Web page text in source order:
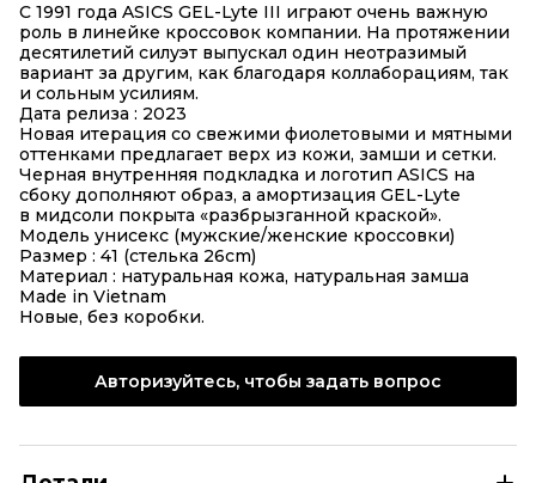
С 1991 года ASICS GEL-Lyte III играют очень важную
роль в линейке кроссовок компании. На протяжении
десятилетий силуэт выпускал один неотразимый
вариант за другим, как благодаря коллаборациям, так
и сольным усилиям.
Дата релиза : 2023
Новая итерация со свежими фиолетовыми и мятными
оттенками предлагает верх из кожи, замши и сетки.
Черная внутренняя подкладка и логотип ASICS на
сбоку дополняют образ, а амортизация GEL-Lyte
в мидсоли покрыта «разбрызганной краской».
Модель унисекс (мужские/женские кроссовки)
Размер : 41 (стелька 26сm)
Материал : натуральная кожа, натуральная замша
Made in Vietnam
Новые, без коробки.
Авторизуйтесь, чтобы задать вопрос